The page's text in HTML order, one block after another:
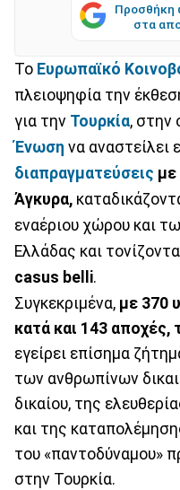
Προσθήκη
στα
Το Ευρωπαϊκό
πλειοψηφία την
για την Τουρκία, στην
Ένωση να αναστείλει
διαπραγματεύσεις με
Άγκυρα,
εναέριου χώρου και
Ελλάδας και
casus belli.
Συγκεκριμένα, με 370
κατά και 143 αποχές,
εγείρει επίσημα
των ανθρωπίνων
δικαίου, της
και της
του «παντοδύναμου»
στην Τουρκία.